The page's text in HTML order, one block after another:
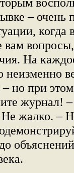
– очень
когда
вам
На
но при
журнал!
жалко. –